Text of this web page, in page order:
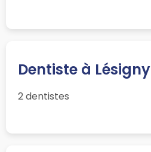
Dentiste à Lésigny
2 dentistes